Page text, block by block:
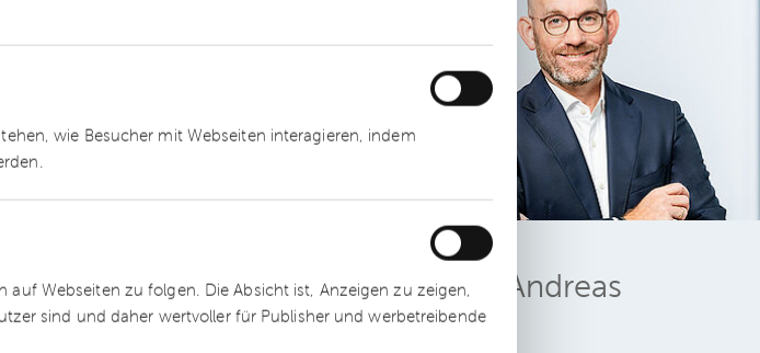
wie Besucher mit Webseiten interagieren, indem
Webseiten zu folgen. Die Absicht ist, Anzeigen zu zeigen,
sind und daher wertvoller für Publisher und werbetreibende
Prof. Dr. Andreas
Blum